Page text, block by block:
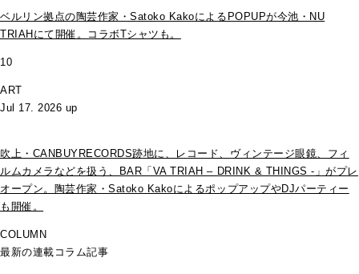
ベルリン拠点の陶芸作家・Satoko KakoによるPOPUPが今池・NU
TRIAHにて開催。コラボTシャツも。
10
ART
Jul 17. 2026 up
吹上・CANBUYRECORDS跡地に、レコード、ヴィンテージ眼鏡、フィ
ルムカメラなどを扱う、BAR「VA TRIAH – DRINK & THINGS -」がプレ
オープン。陶芸作家・Satoko KakoによるポップアップやDJパーティー
も開催。
COLUMN
最新の連載コラム記事